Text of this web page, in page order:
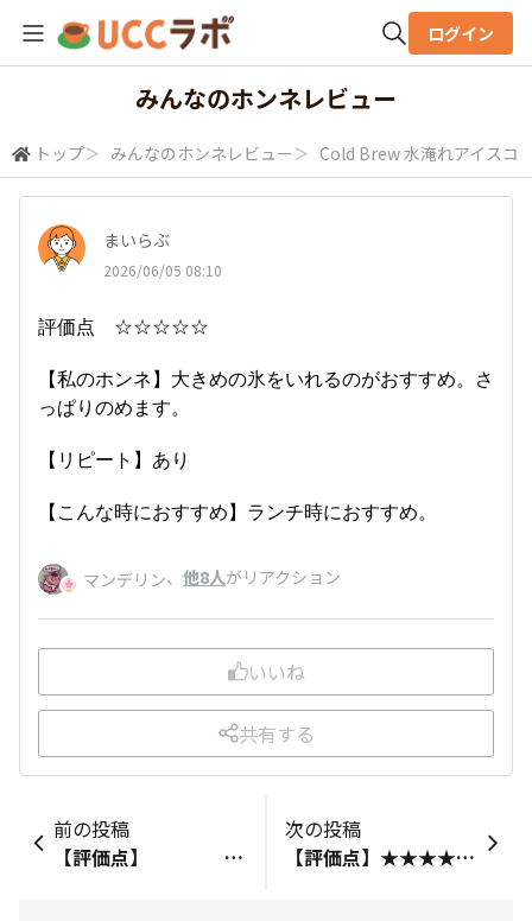
検索
ログイン
みんなのホンネレビュー
トップ＞ みんなのホンネレビュー ＞ Cold Brew 水淹れアイスコ
まいらぶ
2026/06/05 08:10
評価点 ☆☆☆☆☆
【私のホンネ】大きめの氷をいれるのがおすすめ。さ
っぱりのめます。
【リピート】あり
【こんな時におすすめ】ランチ時におすすめ。
マンデリン、 他8人がリアクション
いいね
共有する
前の投稿
【評価点】 星4【私のホンネ】 すぐ飲めないのは残念。美味しいとは思う。 パックをコンパクトにして欲しいです【リピート】 あり【こんな時におすすめ】 時間に余裕のある時に利用したい
次の投稿
【評価点】★★★★☆【私のホンネ】かなりがつんとくる【リピート】結構、水を多めにして一晩まったので、飲み口爽やかかと思って一口、ガツンと来る苦み、そう珈琲らしい苦みに、もっと薄い感じになるかと思っていたのでいい感じにコクがある珈琲でした、水入れでこれだけになるのかと感心しきりでした。【こんな時におすすめ】乞う意識はっきりさせたいときにいいと思います